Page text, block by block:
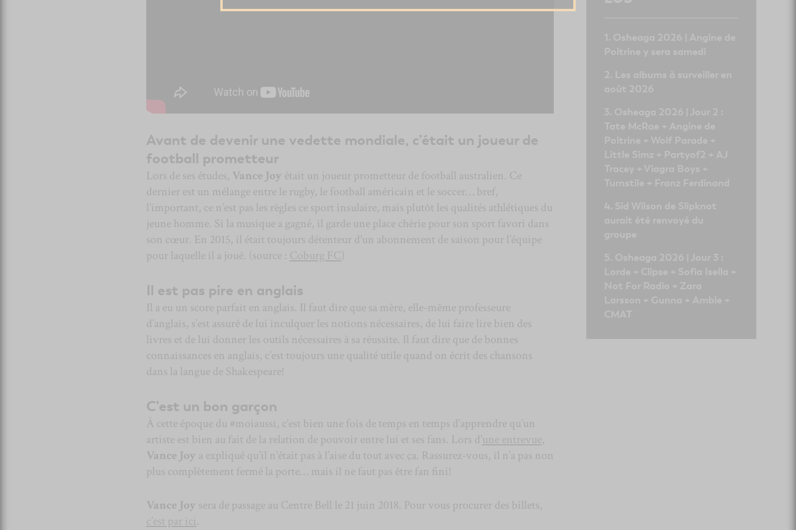
Avant de devenir une vedette mondiale, c’était un joueur de
football prometteur
Lors de ses études, Vance Joy était un joueur prometteur de football australien. Ce
dernier est un mélange entre le rugby, le football américain et le soccer… bref,
l’important, ce n’est pas les règles ce sport insulaire, mais plutôt les qualités athlétiques du
jeune homme. Si la musique a gagné, il garde une place chérie pour son sport favori dans
son cœur. En 2015, il était toujours détenteur d’un abonnement de saison pour l’équipe
pour laquelle il a joué. (source : Coburg FC)
Il est pas pire en anglais
Il a eu un score parfait en anglais. Il faut dire que sa mère, elle-même professeure
d’anglais, s’est assuré de lui inculquer les notions nécessaires, de lui faire lire bien des
livres et de lui donner les outils nécessaires à sa réussite. Il faut dire que de bonnes
connaissances en anglais, c’est toujours une qualité utile quand on écrit des chansons
dans la langue de Shakespeare!
C’est un bon garçon
À cette époque du #moiaussi, c’est bien une fois de temps en temps d’apprendre qu’un
artiste est bien au fait de la relation de pouvoir entre lui et ses fans. Lors d’une entrevue,
Vance Joy a expliqué qu’il n’était pas à l’aise du tout avec ça. Rassurez-vous, il n’a pas non
plus complètement fermé la porte… mais il ne faut pas être fan fini!
Vance Joy sera de passage au Centre Bell le 21 juin 2018. Pour vous procurer des billets,
c’est par ici.